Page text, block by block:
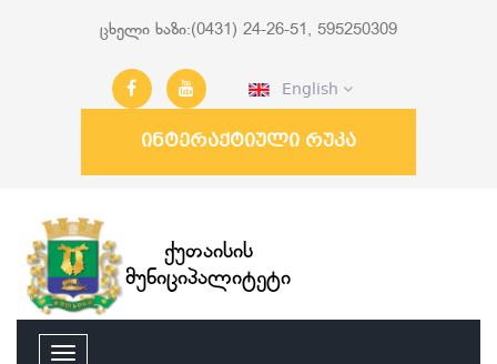
ცხელი ხაზი:(0431) 24-26-51, 595250309
English
ინტერაქტიული რუკა
ქუთაისის
მუნიციპალიტეტი